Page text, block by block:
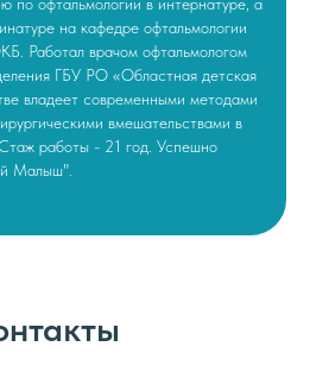
на кафедре офтальмологии
Работал врачом офтальмологом
ГБУ РО «Областная детская
владеет современными методами
вмешательствами в
работы - 21 год. Успешно
Малыш".